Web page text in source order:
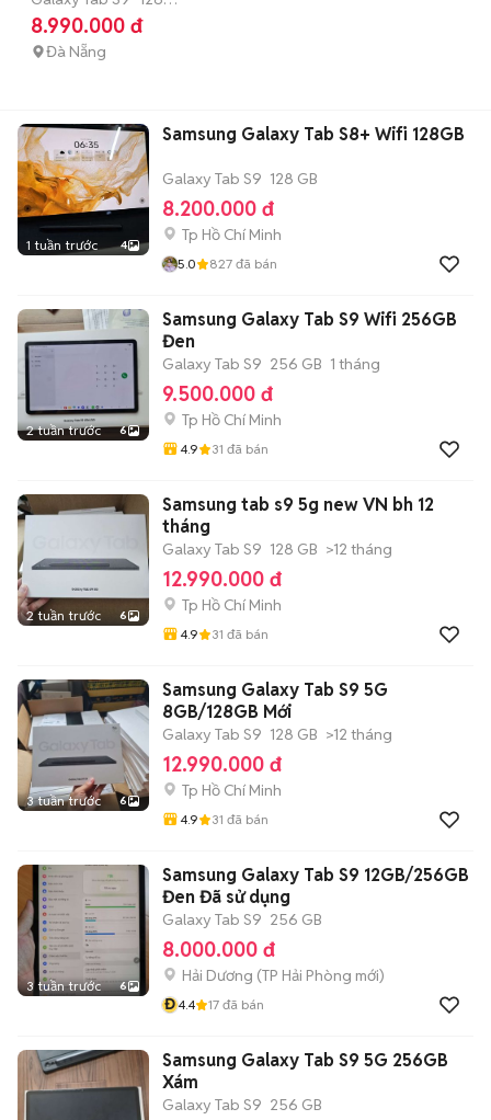
Góp
GB Còn bảo hành
8.990.000 đ
Đà Nẵng
1 tuần trước 4
Samsung Galaxy Tab S8+ Wifi 128GB
Galaxy Tab S9 128 GB
8.200.000 đ
Tp Hồ Chí Minh
5.0 827 đã bán
2 tuần trước 6
Samsung Galaxy Tab S9 Wifi 256GB
Đen
Galaxy Tab S9 256 GB 1 tháng
9.500.000 đ
Tp Hồ Chí Minh
4.9 31 đã bán
2 tuần trước 6
Samsung tab s9 5g new VN bh 12
tháng
Galaxy Tab S9 128 GB >12 tháng
12.990.000 đ
Tp Hồ Chí Minh
4.9 31 đã bán
3 tuần trước 6
Samsung Galaxy Tab S9 5G
8GB/128GB Mới
Galaxy Tab S9 128 GB >12 tháng
12.990.000 đ
Tp Hồ Chí Minh
4.9 31 đã bán
3 tuần trước 6
Samsung Galaxy Tab S9 12GB/256GB
Đen Đã sử dụng
Galaxy Tab S9 256 GB
8.000.000 đ
Hải Dương (TP Hải Phòng mới)
Đ4.4 17 đã bán
Samsung Galaxy Tab S9 5G 256GB
Xám
Galaxy Tab S9 256 GB